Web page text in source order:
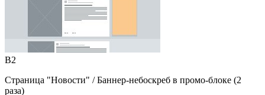
B2
Страница "Новости" / Баннер-небоскреб в промо-блоке (2
раза)